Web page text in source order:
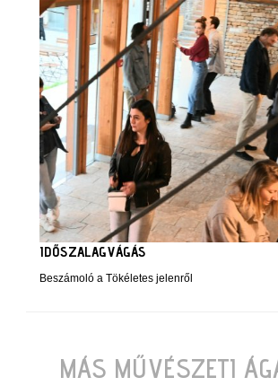
IDŐSZALAGVÁGÁS
Beszámoló a Tökéletes jelenről
MÁS MŰVÉSZETI